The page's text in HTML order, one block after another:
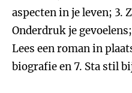
aspecten in je leven; 3.
Onderdruk je
Lees een roman in
biografie en 7. Sta stil